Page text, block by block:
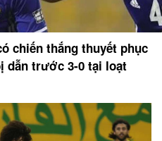
chiến thắng thuyết phục
dẫn trước 3-0 tại loạt